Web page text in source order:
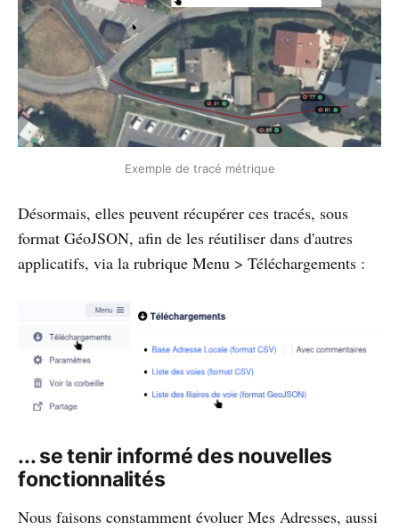
Exemple de tracé métrique
Désormais, elles peuvent récupérer ces tracés, sous
format GéoJSON, afin de les réutiliser dans d'autres
applicatifs, via la rubrique Menu > Téléchargements :
... se tenir informé des nouvelles
fonctionnalités
Nous faisons constamment évoluer Mes Adresses, aussi